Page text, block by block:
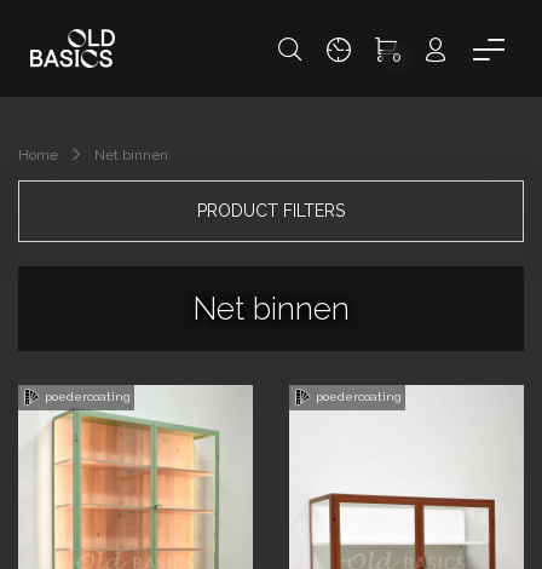
0
Home Net binnen
PRODUCT FILTERS
Net binnen
poedercoating poedercoating